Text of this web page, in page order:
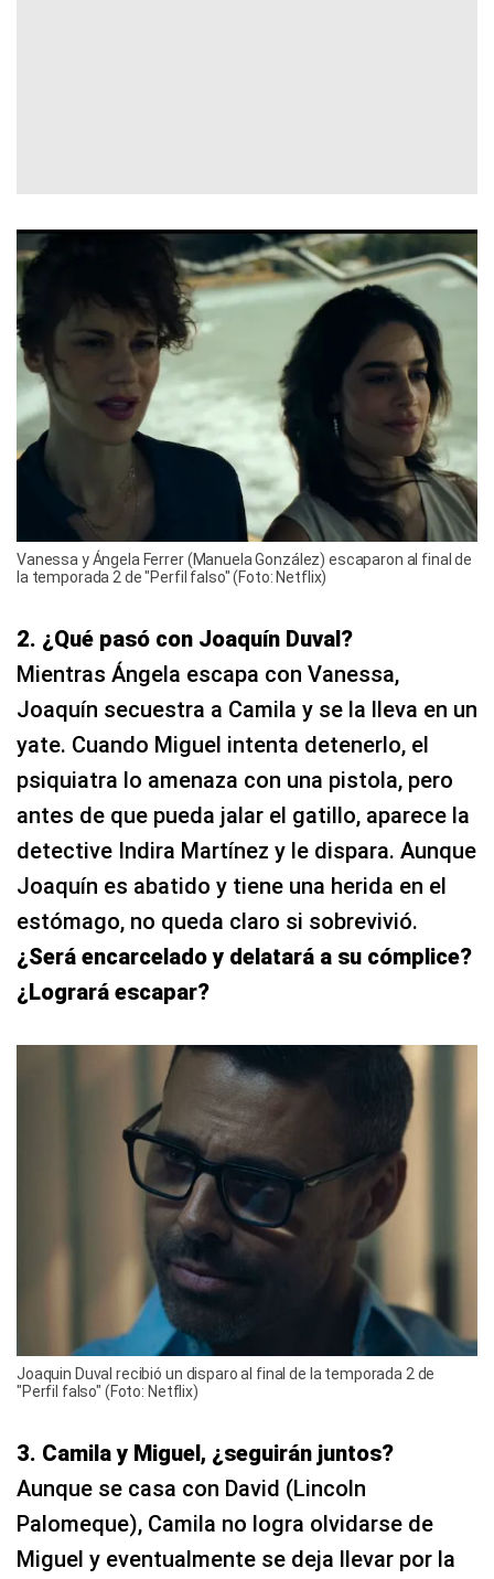
Vanessa y Ángela Ferrer (Manuela González) escaparon al final de
la temporada 2 de "Perfil falso" (Foto: Netflix)
2. ¿Qué pasó con Joaquín Duval?
Mientras Ángela escapa con Vanessa,
Joaquín secuestra a Camila y se la lleva en un
yate. Cuando Miguel intenta detenerlo, el
psiquiatra lo amenaza con una pistola, pero
antes de que pueda jalar el gatillo, aparece la
detective Indira Martínez y le dispara. Aunque
Joaquín es abatido y tiene una herida en el
estómago, no queda claro si sobrevivió.
¿Será encarcelado y delatará a su cómplice?
¿Logrará escapar?
Joaquin Duval recibió un disparo al final de la temporada 2 de
"Perfil falso" (Foto: Netflix)
3. Camila y Miguel, ¿seguirán juntos?
Aunque se casa con David (Lincoln
Palomeque), Camila no logra olvidarse de
Miguel y eventualmente se deja llevar por la